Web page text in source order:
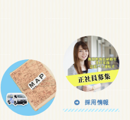
採用情報